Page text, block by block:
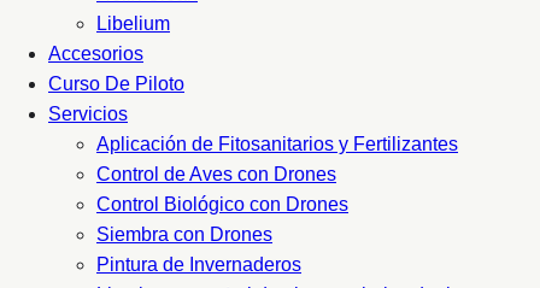
Libelium
Accesorios
Curso De Piloto
Servicios
Aplicación de Fitosanitarios y Fertilizantes
Control de Aves con Drones
Control Biológico con Drones
Siembra con Drones
Pintura de Invernaderos